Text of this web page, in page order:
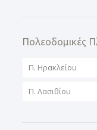
Πολεοδομικές
Π. Ηρακλείου
Π. Λασιθίου